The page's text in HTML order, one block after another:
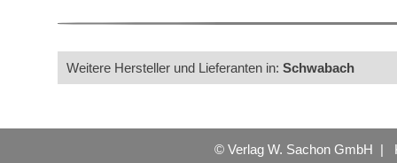
Weitere Hersteller und Lieferanten in: Schwabach
© Verlag W. Sachon GmbH |